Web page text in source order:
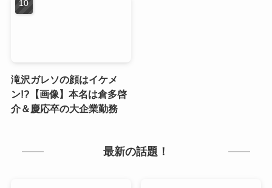
滝沢ガレソの顔はイケメ
ン!?【画像】本名は倉多啓
介＆慶応卒の大企業勤務
最新の話題！